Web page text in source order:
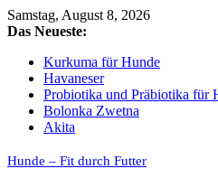
Skip
to
Samstag, August 8, 2026
Das Neueste:
Kurkuma für Hunde
Havaneser
Probiotika und Präbiotika für
Bolonka Zwetna
Akita
Hunde – Fit durch Futter